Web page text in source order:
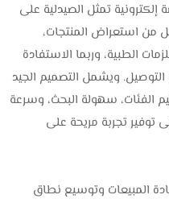
تمثل الصيدلية على
من استعراض المنتجات،
الطبية، وربما الاستفادة
ويشمل التصميم الجيد
الفئات، سهولة البحث، وسرعة
توفير تجربة مريحة على
المبيعات وتوسيع نطاق